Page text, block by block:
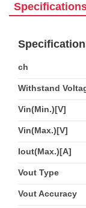
ch
Withstand
Vin(Min.)[V]
Vin(Max.)[V]
Iout(Max.)[A]
Vout Type
Vout Accuracy